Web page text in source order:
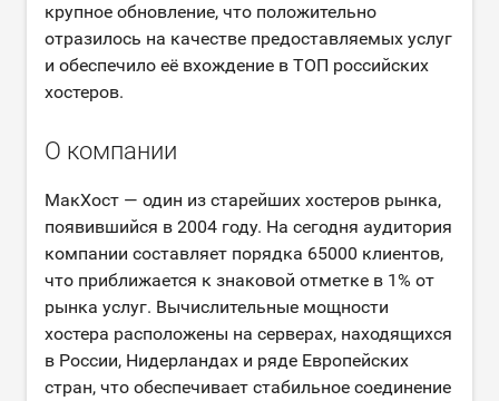
крупное обновление, что положительно
отразилось на качестве предоставляемых услуг
и обеспечило её вхождение в ТОП российских
хостеров.
О компании
МакХост — один из старейших хостеров рынка,
появившийся в 2004 году. На сегодня аудитория
компании составляет порядка 65000 клиентов,
что приближается к знаковой отметке в 1% от
рынка услуг. Вычислительные мощности
хостера расположены на серверах, находящихся
в России, Нидерландах и ряде Европейских
стран, что обеспечивает стабильное соединение